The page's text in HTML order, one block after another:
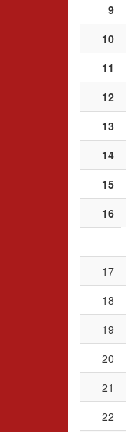
9
10
11
12
13
14
15
16
17
18
19
20
21
22